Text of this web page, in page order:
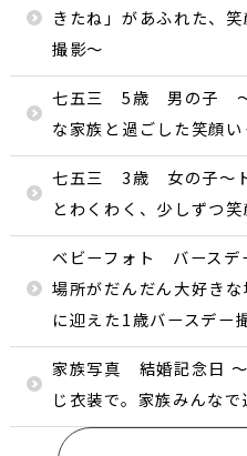
きたね」があふれた、
撮影〜
七五三 5歳 男の子 〜
な家族と過ごした笑顔
七五三 3歳 女の子〜
とわくわく、少しずつ
ベビーフォト バース
場所がだんだん大好き
に迎えた1歳バースデー
家族写真 結婚記念日
じ衣装で。家族みんな